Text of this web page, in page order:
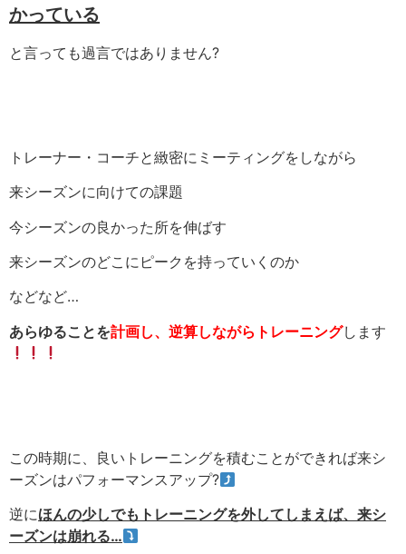
かっている
と言っても過言ではありません?
トレーナー・コーチと緻密にミーティングをしながら
来シーズンに向けての課題
今シーズンの良かった所を伸ばす
来シーズンのどこにピークを持っていくのか
などなど…
あらゆることを計画し、逆算しながらトレーニングします
この時期に、良いトレーニングを積むことができれば来シ
ーズンはパフォーマンスアップ?
逆にほんの少しでもトレーニングを外してしまえば、来シ
ーズンは崩れる…